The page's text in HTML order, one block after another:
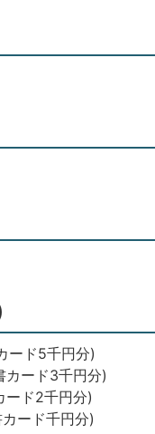
ード5千円分)
ード3千円分)
ード2千円分)
ード千円分)